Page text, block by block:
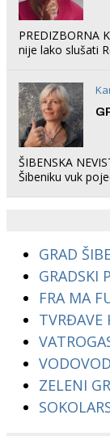
PREDIZBORNA
nije lako slušati
ŠIBENSKA
Šibeniku vuk
GRAD
GRADSKI
FRA MA
TVRĐAVE
VODOVOD
ZELENI